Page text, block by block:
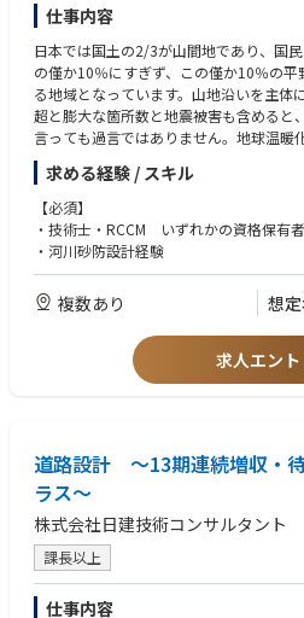
させて頂きます。
仕事内容
日本では国土の2/3が山間地であり、国
の僅か10％にすぎず、この僅か10％の
る地域となっています。山地沿いを主体
超と膨大な箇所数と地震被害も含めると
言っても過言ではありません。地球温暖
をおって大きくなる一方で、これに対応
険箇所や警戒区域の設定とハザードマッ
ト対策を併用し、減災を推進して頂きます
※中途採用募集要項という冊子を準備し
求める経験 / スキル
【必須】
・技術士・RCCM いずれかの資格保有者
・河川砂防設計経験
複数あり 想
求人エント
道路設計 ～13期連続増収・
ラス～
株式会社日建技術コンサルタント
課長以上
仕事内容